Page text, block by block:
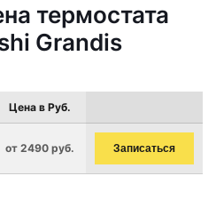
термостата
Grandis
Цена в Руб.
от 2490 руб. Записаться